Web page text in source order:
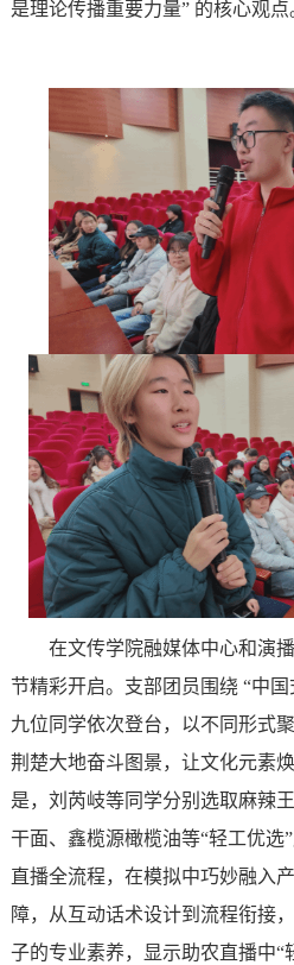
是理论传播重要力量” 的核心观点
在文传学院融媒体中心和演
节精彩开启。支部团员围绕 “中国
九位同学依次登台，以不同形式
荆楚大地奋斗图景，让文化元素
是，刘芮岐等同学分别选取麻辣
干面、鑫榄源橄榄油等“轻工优选
直播全流程，在模拟中巧妙融入
障，从互动话术设计到流程衔接
子的专业素养，显示助农直播中“